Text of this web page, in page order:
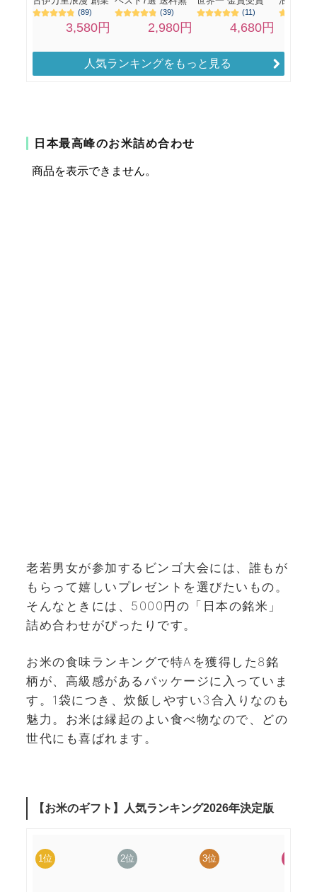
人気ランキングをもっと見る
日本最高峰のお米詰め合わせ
老若男女が参加するビンゴ大会には、誰もが
もらって嬉しいプレゼントを選びたいもの。
そんなときには、5000円の「日本の銘米」
詰め合わせがぴったりです。
お米の食味ランキングで特Aを獲得した8銘
柄が、高級感があるパッケージに入っていま
す。1袋につき、炊飯しやすい3合入りなのも
魅力。お米は縁起のよい食べ物なので、どの
世代にも喜ばれます。